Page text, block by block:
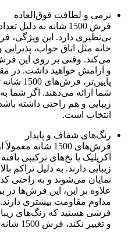
نرمی و لطافت فوق‌العاده
فرش 1500 شانه به
بی‌نظیری دارد. این ویژگی،
خانه مثل اتاق خواب،
می‌کند. وقتی بر روی این
و آرامش خواهید داشت. در
شما ارائه می‌دهند. اگر شما
انتخاب است.
رنگ‌های شفاف و پایدار
فرش‌های 1500 شانه
آکریلیک یا نخ‌های ترکیبی
زیبایی دارند. به دلیل تراکم
نمایان می‌شوند و به راحتی
علاوه بر این، این فرش‌ها
مداوم مقاومت بیشتری دارند.
فرشی هستید که رنگ‌های
و تغییر نکند، فرش 1500 شانه می‌تواند گزینه مناسبی باشد.